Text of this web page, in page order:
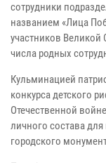
сотрудники
названием «Лица
участников Великой
числа родных
Кульминацией
конкурса детского
Отечественной
личного состава
городского